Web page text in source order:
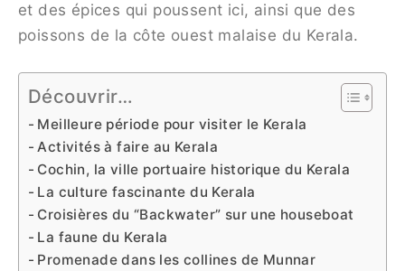
et des épices qui poussent ici, ainsi que des
poissons de la côte ouest malaise du Kerala.
Découvrir…
Meilleure période pour visiter le Kerala
Activités à faire au Kerala
Cochin, la ville portuaire historique du Kerala
La culture fascinante du Kerala
Croisières du “Backwater” sur une houseboat
La faune du Kerala
Promenade dans les collines de Munnar